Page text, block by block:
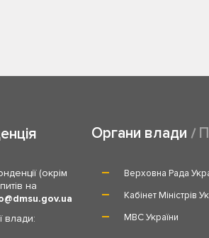
(окрім
на
dmsu.gov.ua
влади:
Органи влади
Верховна Рада
Кабінет Міністрів
МВС України